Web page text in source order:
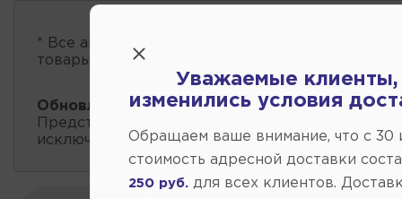
* Все автозапчасти
товары проходит несколько раз в сутки.
Обновление остатков и цен:
11:41 2026-08-09
Представленные данные о запчастях на этой
исключительно информационный характер.
Уважаемые клиенты,
изменились условия
Обращаем ваше внимание, что c 30
стоимость адресной доставки
250 руб. для всех клиентов.